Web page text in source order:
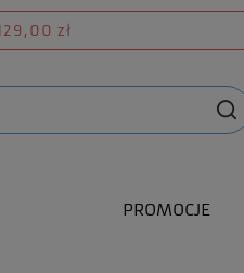
zł
PROMOCJE